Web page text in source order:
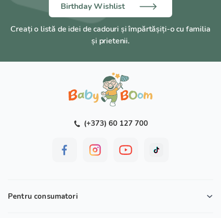
Birthday Wishlist
Creați o listă de idei de cadouri și împărtășiți-o cu familia
și prietenii.
(+373) 60 127 700
Pentru consumatori